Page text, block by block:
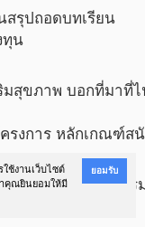
ช้งานเว็บไซต์
คุณยินยอมให้มี
ยอมรับ
สรุปถอดบทเรียน
ทุน
มสุขภาพ บอกที่มาที่
รงการ หลักเกณฑ์ส
นการทำแผนกิจกร
มูลในพื้นที่